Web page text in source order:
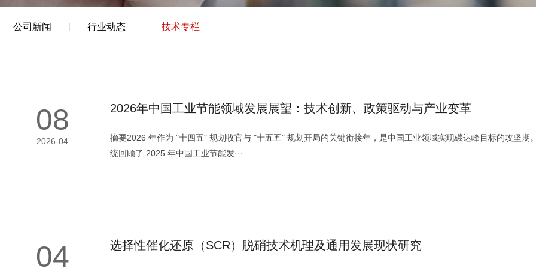
公司新闻 行业动态 技术专栏
08
2026-04
2026年中国工业节能领域发展展望：技术创新、政策驱动与产业变革
摘要2026 年作为 "十四五" 规划收官与 "十五五" 规划开局的关键衔接年，是中国工业领域实现碳达峰目标的攻坚期
统回顾了 2025 年中国工业节能发···
04 选择性催化还原（SCR）脱硝技术机理及通用发展现状研究